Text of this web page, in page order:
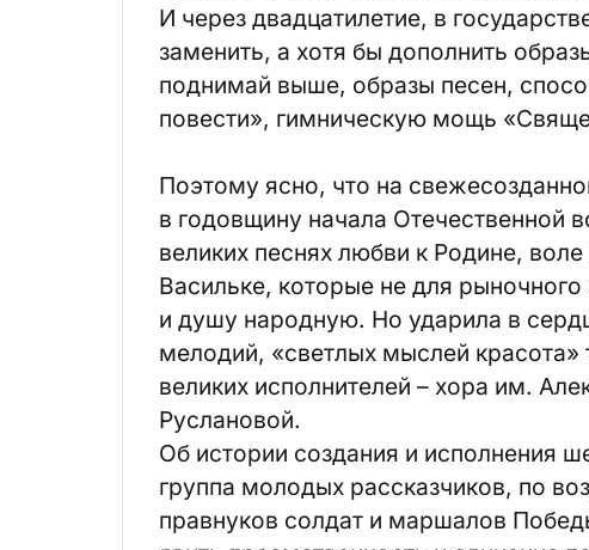
И через двадцатилетие, в
заменить, а хотя бы дополнить
поднимай выше, образы песен,
повести», гимническую мощь
Поэтому ясно, что на
в годовщину начала Отечественной
великих песнях любви к Родине,
Васильке, которые не для
и душу народную. Но ударила в
мелодий, «светлых мыслей красота»
великих исполнителей – хора им.
Руслановой.
Об истории создания и исполнения
группа молодых рассказчиков, по
правнуков солдат и маршалов